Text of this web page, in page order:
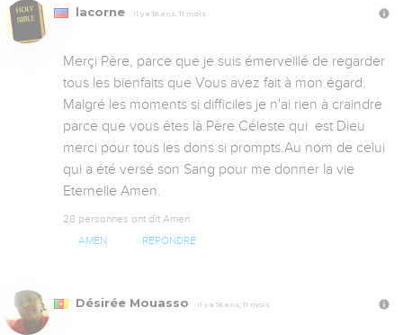
lacorne Il y a 16 ans, 11 mois
Merçi Père, parce que je suis émerveillé de regarder
tous les bienfaits que Vous avez fait à mon égard.
Malgré les moments si difficiles je n'ai rien à craindre
parce que vous êtes là.Père Céleste qui  est Dieu
merci pour tous les dons si prompts.Au nom de celui
qui a été versé son Sang pour me donner la vie
Eternelle Amen.
28 personnes ont dit Amen
AMEN RÉPONDRE
Désirée Mouasso Il y a 16 ans, 11 mois